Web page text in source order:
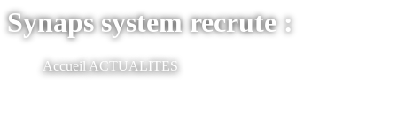
Synaps system recrute :
AccueilACTUALITES